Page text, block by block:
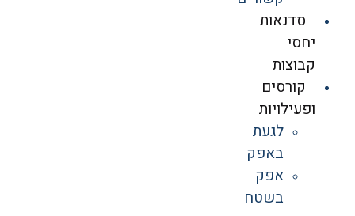
סדנאות
יחסי
קבוצות
קורסים
ופעילויות
לגעת
באפק
אפק
בשטח